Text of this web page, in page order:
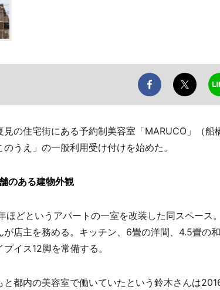
見の住宅街にある予約制美容室「MARUCO」（船
のうえ」の一般利用受け付けを始めた。
のある建物外観
どというアパートの一室を改装した同スペース
が店主を務める。キッチン、6畳の洋間、4.5畳の
プイス12脚を常備する。
都内の美容室で働いていたという鈴木さんは